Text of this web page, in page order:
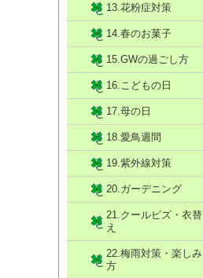
13.花粉症対策
14.春のお菓子
15.GWの過ごし方
16.こどもの日
17.母の日
18.愛鳥週間
19.紫外線対策
20.ガーデニング
21.クールビズ・衣替
え
22.梅雨対策・楽しみ
方